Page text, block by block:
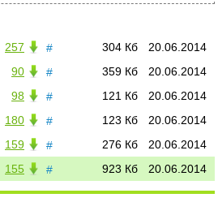
# 20.06.2014
304 Кб
257
#
20.06.2014
359 Кб
90
#
20.06.2014
121 Кб
98
#
20.06.2014
123 Кб
180
#
20.06.2014
276 Кб
159
#
20.06.2014
923 Кб
155